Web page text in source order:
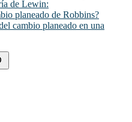
de Lewin:
planeado de Robbins?
cambio planeado en una